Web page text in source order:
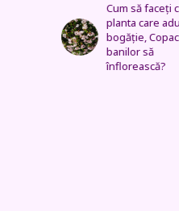
Decoreza
casei tale cu
spectaculoase.
colorate care
infloresc toata